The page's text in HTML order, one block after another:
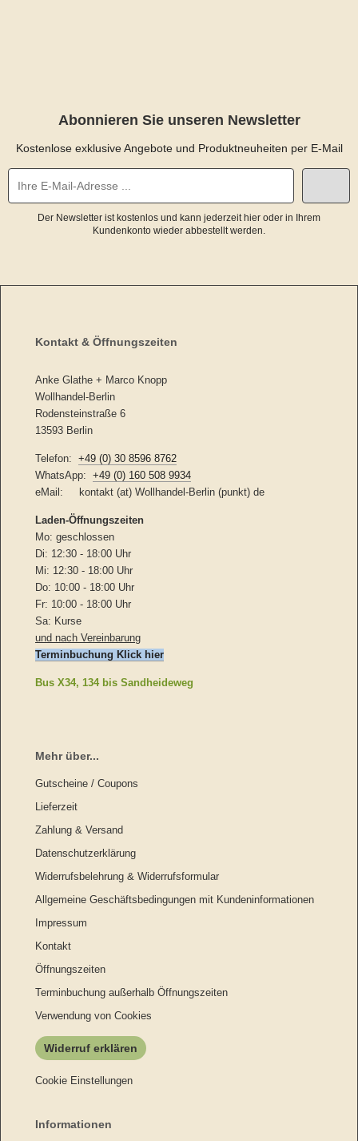
Abonnieren Sie unseren Newsletter
Kostenlose exklusive Angebote und Produktneuheiten per E-Mail
Der Newsletter ist kostenlos und kann jederzeit hier oder in Ihrem
Kundenkonto wieder abbestellt werden.
Kontakt & Öffnungszeiten
Anke Glathe + Marco Knopp
Wollhandel-Berlin
Rodensteinstraße 6
13593 Berlin
Telefon: +49 (0) 30 8596 8762
WhatsApp: +49 (0) 160 508 9934
eMail: kontakt (at) Wollhandel-Berlin (punkt) de
Laden-Öffnungszeiten
Mo: geschlossen
Di: 12:30 - 18:00 Uhr
Mi: 12:30 - 18:00 Uhr
Do: 10:00 - 18:00 Uhr
Fr: 10:00 - 18:00 Uhr
Sa: Kurse
und nach Vereinbarung
Terminbuchung Klick hier
Bus X34, 134 bis Sandheideweg
Mehr über...
Gutscheine / Coupons
Lieferzeit
Zahlung & Versand
Datenschutzerklärung
Widerrufsbelehrung & Widerrufsformular
Allgemeine Geschäftsbedingungen mit Kundeninformationen
Impressum
Kontakt
Öffnungszeiten
Terminbuchung außerhalb Öffnungszeiten
Verwendung von Cookies
Widerruf erklären
Cookie Einstellungen
Informationen